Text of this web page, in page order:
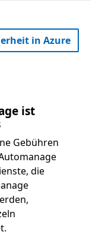
in Azure
ist
Gebühren
die